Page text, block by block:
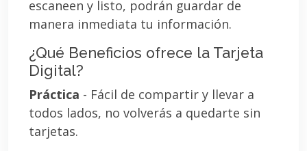
escaneen y listo, podrán guardar de
manera inmediata tu información.
¿Qué Beneficios ofrece la Tarjeta
Digital?
Práctica - Fácil de compartir y llevar a
todos lados, no volverás a quedarte sin
tarjetas.